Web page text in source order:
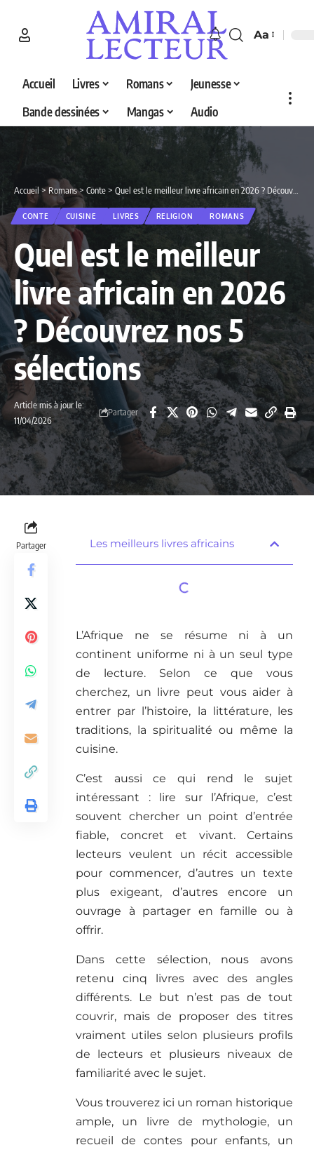
Aa
Accueil Livres Romans
Jeunesse
Bande dessinées
Mangas Audio
Accueil>Romans> Conte> Quel est le meilleur livre africain en 2026 ? Découvrez nos 5 sélections
CONTE CUISINE LIVRES RELIGION ROMANS
Quel est le meilleur
livre africain en 2026
? Découvrez nos 5
sélections
Article mis à jour le:
11/04/2026
Partager
Partager Les meilleurs livres africains
L’Afrique ne se résume ni à un
continent uniforme ni à un seul type
de lecture. Selon ce que vous
cherchez, un livre peut vous aider à
entrer par l’histoire, la littérature, les
traditions, la spiritualité ou même la
cuisine.
C’est aussi ce qui rend le sujet
intéressant : lire sur l’Afrique, c’est
souvent chercher un point d’entrée
fiable, concret et vivant. Certains
lecteurs veulent un récit accessible
pour commencer, d’autres un texte
plus exigeant, d’autres encore un
ouvrage à partager en famille ou à
offrir.
Dans cette sélection, nous avons
retenu cinq livres avec des angles
différents. Le but n’est pas de tout
couvrir, mais de proposer des titres
vraiment utiles selon plusieurs profils
de lecteurs et plusieurs niveaux de
familiarité avec le sujet.
Vous trouverez ici un roman historique
ample, un livre de mythologie, un
recueil de contes pour enfants, un